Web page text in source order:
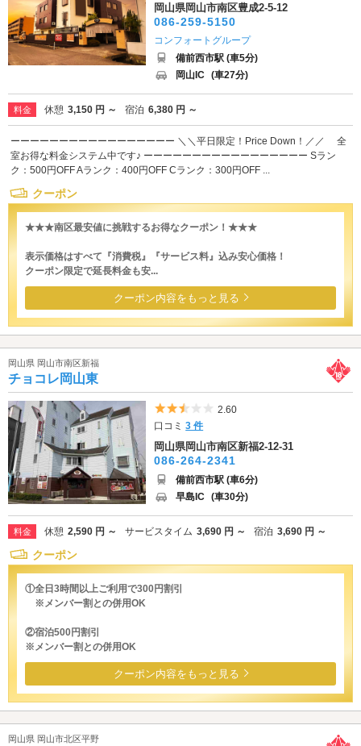
岡山県岡山市南区豊成2-5-12
086-259-5150
コンフォートグループ
備前西市駅 (車5分)
岡山IC (車27分)
料金 休憩 3,150 円 ～ 宿泊 6,380 円 ～
ーーーーーーーーーーーーーーーーー ＼＼平日限定！Price Down！／／ 全
室お得な料金システム中です♪ ーーーーーーーーーーーーーーーーー Sラン
ク：500円OFF Aランク：400円OFF Cランク：300円OFF ...
クーポン
★★★南区最安値に挑戦するお得なクーポン！★★★
表示価格はすべて『消費税』『サービス料』込み安心価格！
クーポン限定で延長料金も安...
クーポン内容をもっと見る
岡山県 岡山市南区新福
チョコレ岡山東
5つ星のうち2.5
2.60
口コミ3 件
岡山県岡山市南区新福2-12-31
086-264-2341
備前西市駅 (車6分)
早島IC (車30分)
料金 休憩 2,590 円 ～ サービスタイム 3,690 円 ～ 宿泊 3,690 円 ～
クーポン
①全日3時間以上ご利用で300円割引
※メンバー割との併用OK
②宿泊500円割引
※メンバー割との併用OK
クーポン内容をもっと見る
岡山県 岡山市北区平野